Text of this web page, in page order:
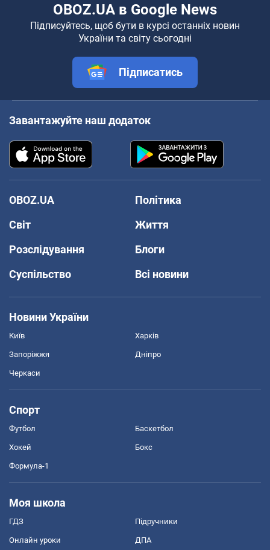
OBOZ.UA в Google News
Підписуйтесь, щоб бути в курсі останніх новин
України та світу сьогодні
Підписатись
Завантажуйте наш додаток
OBOZ.UA
Політика
Світ
Життя
Розслідування
Блоги
Суспільство
Всі новини
Новини України
Київ Харків
Запоріжжя Дніпро
Черкаси
Спорт
Футбол Баскетбол
Хокей Бокс
Формула-1
Моя школа
ГДЗ Підручники
Онлайн уроки ДПА